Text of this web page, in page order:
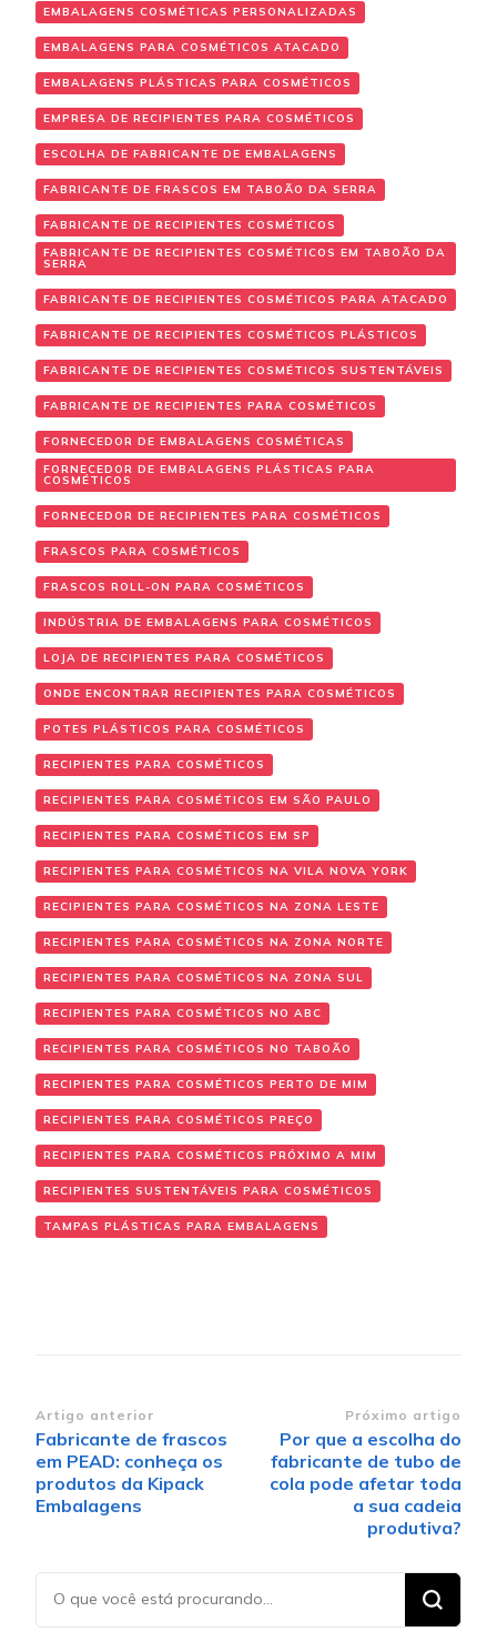
EMBALAGENS COSMÉTICAS PERSONALIZADAS
EMBALAGENS PARA COSMÉTICOS ATACADO
EMBALAGENS PLÁSTICAS PARA COSMÉTICOS
EMPRESA DE RECIPIENTES PARA COSMÉTICOS
ESCOLHA DE FABRICANTE DE EMBALAGENS
FABRICANTE DE FRASCOS EM TABOÃO DA SERRA
FABRICANTE DE RECIPIENTES COSMÉTICOS
FABRICANTE DE RECIPIENTES COSMÉTICOS EM TABOÃO DA
SERRA
FABRICANTE DE RECIPIENTES COSMÉTICOS PARA ATACADO
FABRICANTE DE RECIPIENTES COSMÉTICOS PLÁSTICOS
FABRICANTE DE RECIPIENTES COSMÉTICOS SUSTENTÁVEIS
FABRICANTE DE RECIPIENTES PARA COSMÉTICOS
FORNECEDOR DE EMBALAGENS COSMÉTICAS
FORNECEDOR DE EMBALAGENS PLÁSTICAS PARA
COSMÉTICOS
FORNECEDOR DE RECIPIENTES PARA COSMÉTICOS
FRASCOS PARA COSMÉTICOS
FRASCOS ROLL-ON PARA COSMÉTICOS
INDÚSTRIA DE EMBALAGENS PARA COSMÉTICOS
LOJA DE RECIPIENTES PARA COSMÉTICOS
ONDE ENCONTRAR RECIPIENTES PARA COSMÉTICOS
POTES PLÁSTICOS PARA COSMÉTICOS
RECIPIENTES PARA COSMÉTICOS
RECIPIENTES PARA COSMÉTICOS EM SÃO PAULO
RECIPIENTES PARA COSMÉTICOS EM SP
RECIPIENTES PARA COSMÉTICOS NA VILA NOVA YORK
RECIPIENTES PARA COSMÉTICOS NA ZONA LESTE
RECIPIENTES PARA COSMÉTICOS NA ZONA NORTE
RECIPIENTES PARA COSMÉTICOS NA ZONA SUL
RECIPIENTES PARA COSMÉTICOS NO ABC
RECIPIENTES PARA COSMÉTICOS NO TABOÃO
RECIPIENTES PARA COSMÉTICOS PERTO DE MIM
RECIPIENTES PARA COSMÉTICOS PREÇO
RECIPIENTES PARA COSMÉTICOS PRÓXIMO A MIM
RECIPIENTES SUSTENTÁVEIS PARA COSMÉTICOS
TAMPAS PLÁSTICAS PARA EMBALAGENS
Navegação de post
Artigo anterior
Fabricante de frascos
em PEAD: conheça os
produtos da Kipack
Embalagens
Próximo artigo
Por que a escolha do
fabricante de tubo de
cola pode afetar toda
a sua cadeia
produtiva?
Procurando
algo?